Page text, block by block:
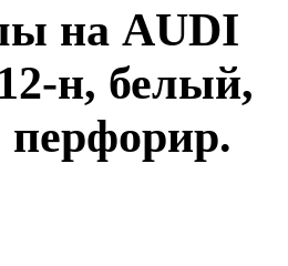
на AUDI
н, белый,
перфорир.